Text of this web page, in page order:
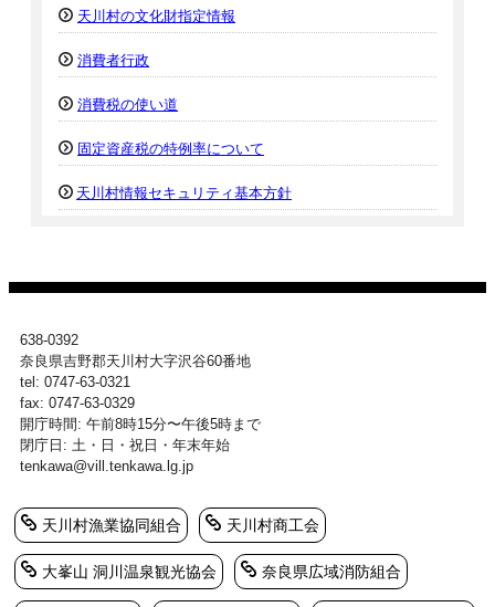
天川村の文化財指定情報
消費者行政
消費税の使い道
固定資産税の特例率について
天川村情報セキュリティ基本方針
638-0392
奈良県吉野郡天川村大字沢谷60番地
tel: 0747-63-0321
fax: 0747-63-0329
開庁時間: 午前8時15分〜午後5時まで
閉庁日: 土・日・祝日・年末年始
tenkawa@vill.tenkawa.lg.jp
天川村漁業協同組合 天川村商工会
大峯山 洞川温泉観光協会 奈良県広域消防組合